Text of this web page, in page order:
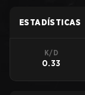
ESTADÍSTICAS
K/D
0.33